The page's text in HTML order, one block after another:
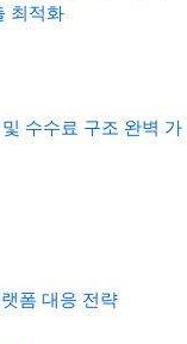
최적화
수수료 구조 완벽 가
폼 대응 전략